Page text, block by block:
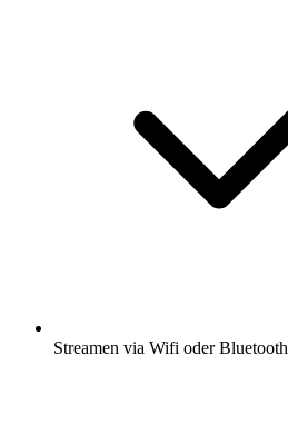
Streamen via Wifi oder Bluetooth